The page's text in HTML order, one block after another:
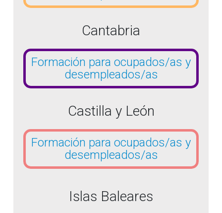
Cantabria
Formación para ocupados/as y
desempleados/as
Castilla y León
Formación para ocupados/as y
desempleados/as
Islas Baleares